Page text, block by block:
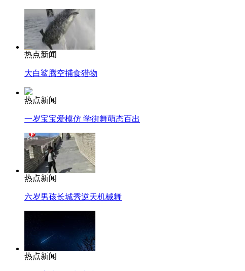
热点新闻
大白鲨腾空捕食猎物
热点新闻
一岁宝宝爱模仿 学街舞萌态百出
热点新闻
六岁男孩长城秀逆天机械舞
热点新闻